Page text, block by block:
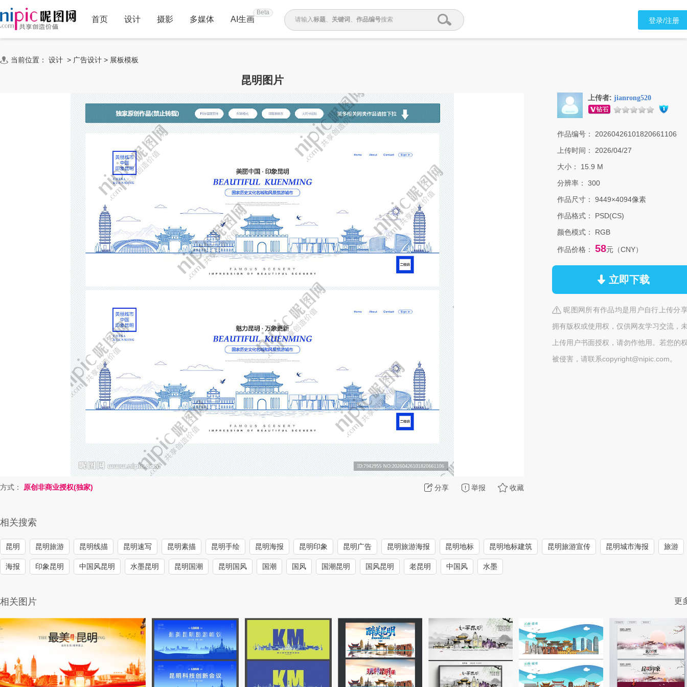
首页 设计 摄影 多媒体 AI生画
Beta
请输入标题、 关键词 、 作品编号搜索 登录/注册
当前位置： 设计 > 广告设计 > 展板模板
昆明图片
分享 举报 收藏
方式： 原创非商业授权(独家)
上传者: jianrong520
作品编号：
20260426101820661106
上传时间：
2026/04/27
大小：
15.9 M
分辨率：
300
作品尺寸：
9449×4094像素
作品格式：
PSD(CS)
颜色模式：
RGB
作品价格： 58元（CNY）
立即下载
昵图网所有作品均是用户自行上传分
拥有版权或使用权，仅供网友学习交流，
上传用户书面授权，请勿作他用。若您的
被侵害，请联系copyright@nipic.com。
相关搜索
昆明 昆明旅游 昆明线描 昆明速写 昆明素描 昆明手绘 昆明海报 昆明印象 昆明广告 昆明旅游海报 昆明地标 昆明地标建筑 昆明旅游宣传 昆明城市海报 旅游
海报 印象昆明 中国风昆明 水墨昆明 昆明国潮 昆明国风 国潮 国风 国潮昆明 国风昆明 老昆明 中国风 水墨
相关图片 更